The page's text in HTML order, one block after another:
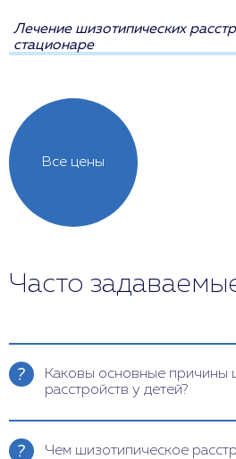
Все цены
Лечение шизотипических
стационаре
Часто
Каковы основные причины
расстройств у детей?
Причины могут быть
Чем шизотипическое